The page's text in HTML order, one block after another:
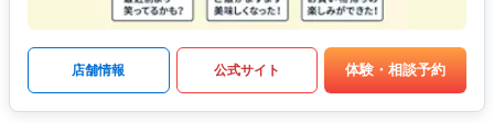
店舗情報 公式サイト 体験・相談予約